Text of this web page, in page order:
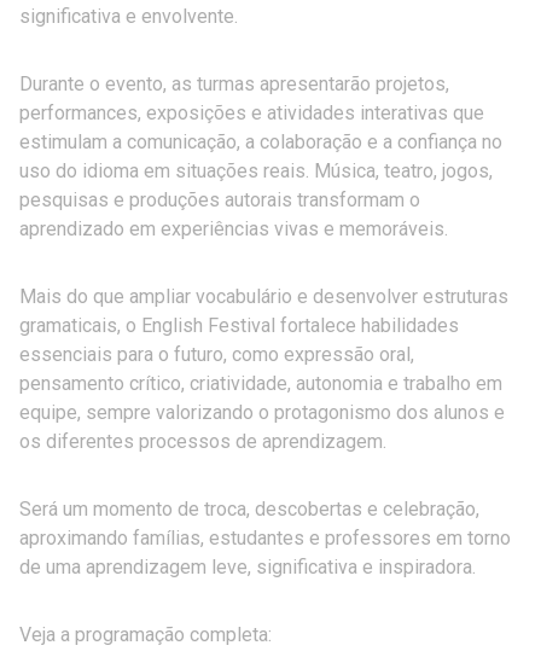
significativa e envolvente.
Durante o evento, as turmas apresentarão projetos,
performances, exposições e atividades interativas que
estimulam a comunicação, a colaboração e a confiança no
uso do idioma em situações reais. Música, teatro, jogos,
pesquisas e produções autorais transformam o
aprendizado em experiências vivas e memoráveis.
Mais do que ampliar vocabulário e desenvolver estruturas
gramaticais, o English Festival fortalece habilidades
essenciais para o futuro, como expressão oral,
pensamento crítico, criatividade, autonomia e trabalho em
equipe, sempre valorizando o protagonismo dos alunos e
os diferentes processos de aprendizagem.
Será um momento de troca, descobertas e celebração,
aproximando famílias, estudantes e professores em torno
de uma aprendizagem leve, significativa e inspiradora.
Veja a programação completa: